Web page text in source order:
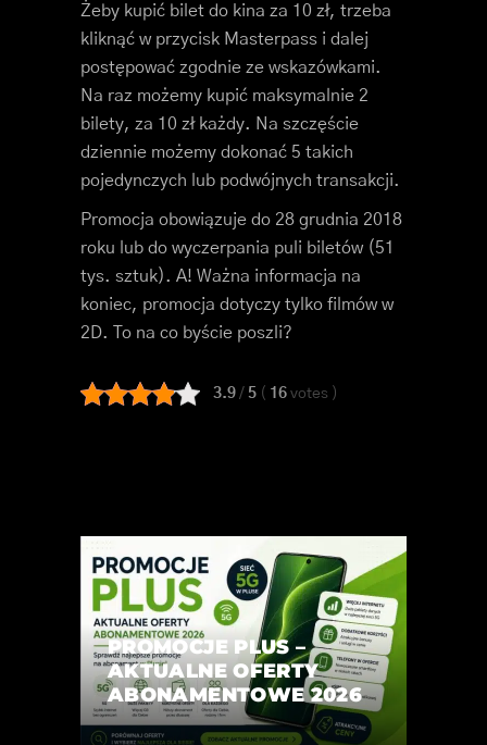
Żeby kupić bilet do kina za 10 zł, trzeba
kliknąć w przycisk Masterpass i dalej
postępować zgodnie ze wskazówkami.
Na raz możemy kupić maksymalnie 2
bilety, za 10 zł każdy. Na szczęście
dziennie możemy dokonać 5 takich
pojedynczych lub podwójnych transakcji.
Promocja obowiązuje do 28 grudnia 2018
roku lub do wyczerpania puli biletów (51
tys. sztuk). A! Ważna informacja na
koniec, promocja dotyczy tylko filmów w
2D. To na co byście poszli?
3.9 / 5 ( 16 votes )
PROMOCJE PLUS –
AKTUALNE OFERTY
ABONAMENTOWE 2026